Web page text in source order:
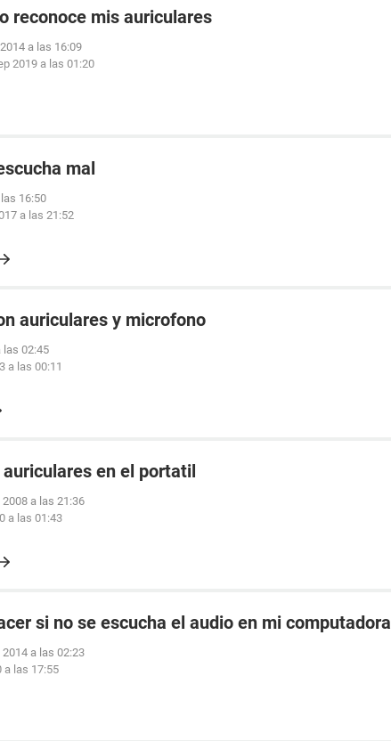
reconoce mis auriculares
a las 16:09
2019 a las 01:20
mal
16:50
a las 21:52
auriculares y microfono
las 02:45
a las 00:11
en el portatil
2008 a las 21:36
a las 01:43
si no se escucha el audio en mi computadora
2014 a las 02:23
a las 17:55